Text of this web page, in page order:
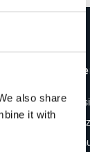
also share
it with
Chi